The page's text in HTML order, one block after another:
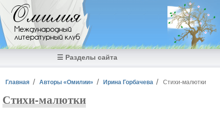
Перейти к основному содержанию
Омилия
Международный
литературный клуб
☰ Разделы сайта
Вы здесь
Главная Авторы «Омилии» Ирина Горбачева Стихи-малютки
Стихи-малютки